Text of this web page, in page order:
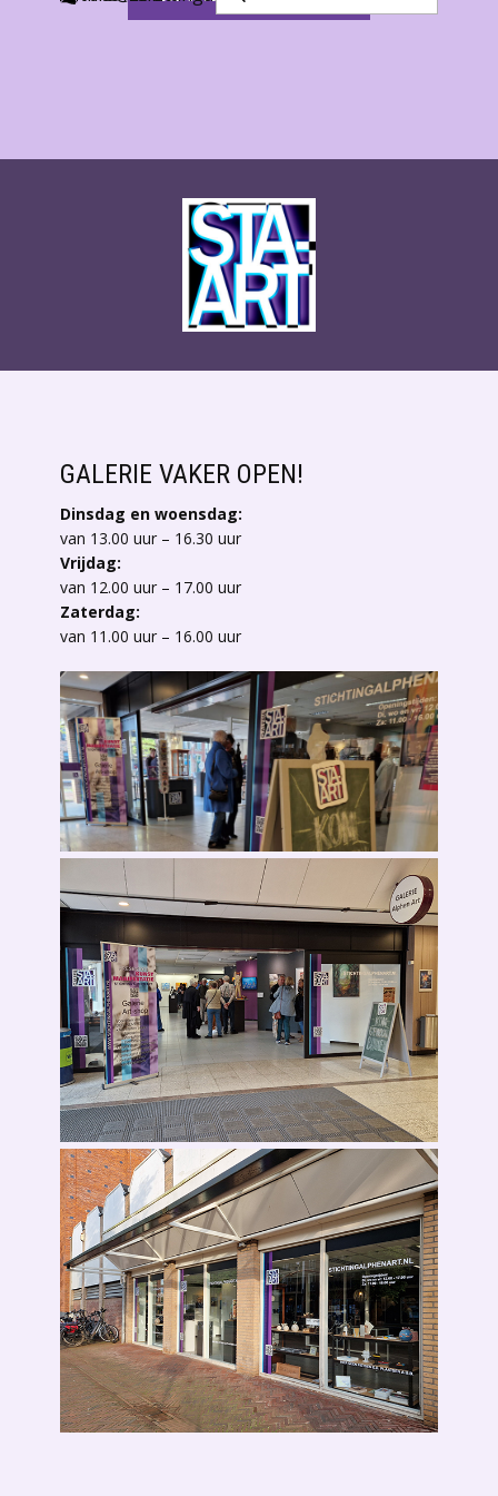
GALERIE VAKER OPEN!
Dinsdag en woensdag:
van 13.00 uur – 16.30 uur
Vrijdag:
van 12.00 uur – 17.00 uur
Zaterdag:
van 11.00 uur – 16.00 uur